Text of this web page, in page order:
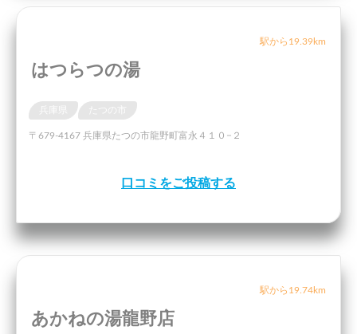
駅から19.39km
はつらつの湯
たつの市
〒679-4167 兵庫県たつの市龍野町富永４１０−２
口コミをご投稿する
駅から19.74km
あかねの湯龍野店